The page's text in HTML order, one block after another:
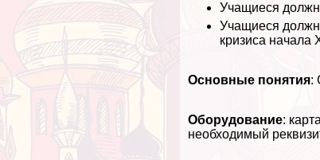
Учащиеся
Учащиеся
кризиса начала
Основные понятия:
Оборудование:
необходимый